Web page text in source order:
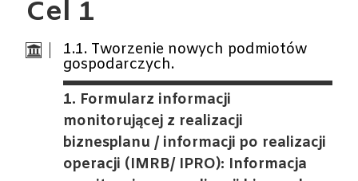
Cel 1
1.1. Tworzenie nowych podmiotów
gospodarczych.
1. Formularz informacji
monitorującej z realizacji
biznesplanu / informacji po realizacji
operacji (IMRB/ IPRO): Informacja